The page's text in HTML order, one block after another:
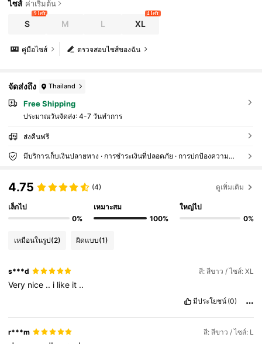
ไซส์ ค่าเริ่มต้น
S
9 left
M L XL
4 left
ตรวจสอบไซส์ของฉัน
คู่มือไซส์
จัดส่งถึง Thailand
Free Shipping
ประมาณวันจัดส่ง: 4-7 วันทำการ
ส่งคืนฟรี
มีบริการเก็บเงินปลายทาง · การชำระเงินที่ปลอดภัย · การปกป้องความเป็นส่วนตัว
4.75 (4) ดูเพิ่มเติม
เล็กไป
0%
เหมาะสม
100%
ใหญ่ไป
0%
เหมือนในรูป(2) ผิดแบบ(1)
s***d สี: สีขาว / ไซส์: XL
Very nice .. i like it ..
มีประโยชน์ (0)
r***m สี: สีขาว / ไซส์: L